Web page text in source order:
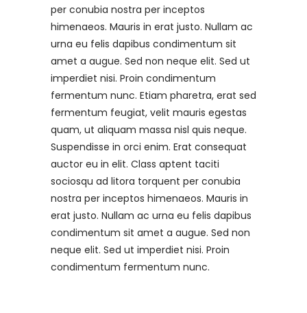
per conubia nostra per inceptos
himenaeos. Mauris in erat justo. Nullam ac
urna eu felis dapibus condimentum sit
amet a augue. Sed non neque elit. Sed ut
imperdiet nisi. Proin condimentum
fermentum nunc. Etiam pharetra, erat sed
fermentum feugiat, velit mauris egestas
quam, ut aliquam massa nisl quis neque.
Suspendisse in orci enim. Erat consequat
auctor eu in elit. Class aptent taciti
sociosqu ad litora torquent per conubia
nostra per inceptos himenaeos. Mauris in
erat justo. Nullam ac urna eu felis dapibus
condimentum sit amet a augue. Sed non
neque elit. Sed ut imperdiet nisi. Proin
condimentum fermentum nunc.